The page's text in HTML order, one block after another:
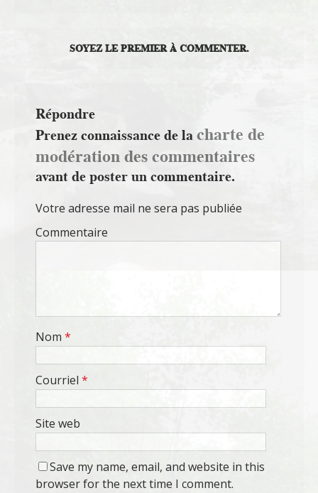
SOYEZ LE PREMIER À COMMENTER.
Répondre
Prenez connaissance de lacharte de
modération des commentaires
avant de poster un commentaire.
Votre adresse mail ne sera pas publiée
Commentaire
Nom *
Courriel *
Site web
Save my name, email, and website in this
browser for the next time I comment.